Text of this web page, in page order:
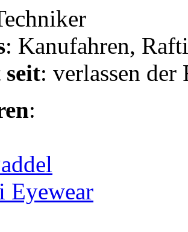
: Kanufahren,
: verlassen der
:
Eyewear